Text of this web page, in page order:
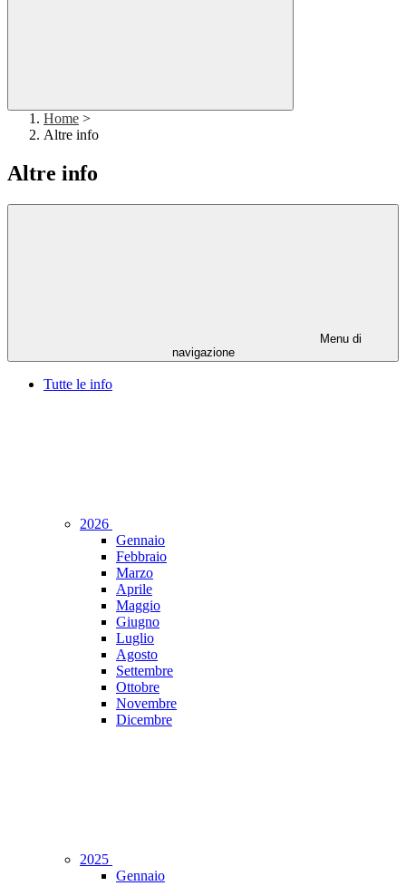
Home >
Altre info
Altre info
Menu di
navigazione
Tutte le info
2026
Gennaio
Febbraio
Marzo
Aprile
Maggio
Giugno
Luglio
Agosto
Settembre
Ottobre
Novembre
Dicembre
2025
Gennaio